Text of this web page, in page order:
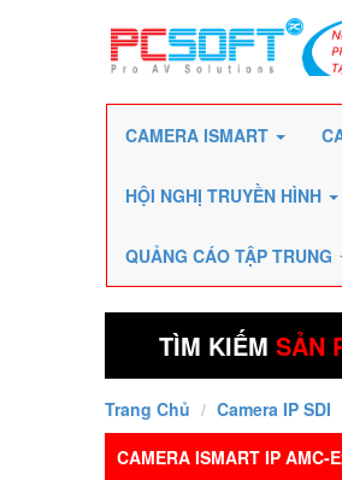
CAMERA ISMART
HỘI NGHỊ TRUYỀN HÌNH
QUẢNG CÁO TẬP TRUNG
TÌM KIẾMSẢN
Trang Chủ Camera IP SDI
CAMERA ISMART IP AMC-